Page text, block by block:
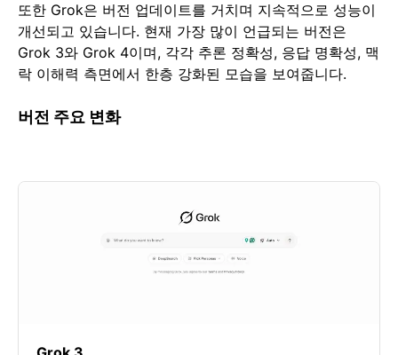
또한 Grok은 버전 업데이트를 거치며 지속적으로 성능이
개선되고 있습니다. 현재 가장 많이 언급되는 버전은
Grok 3와 Grok 4이며, 각각 추론 정확성, 응답 명확성, 맥
락 이해력 측면에서 한층 강화된 모습을 보여줍니다.
버전 주요 변화